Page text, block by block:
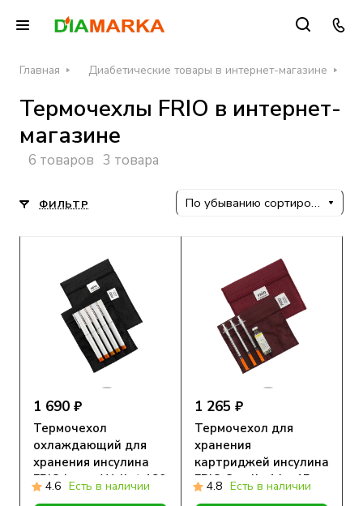
Главная Диабетические товары в интернет-магазине
Термочехлы FRIO в интернет-
магазине
6 товаров 3 товара
ФИЛЬТР По убыванию сортировки
1 690 ₽
Термочехол
охлаждающий для
хранения инсулина
FRIO Large Wallet 180
х 140мм
4.6 Есть в наличии
1 265 ₽
Термочехол для
хранения
картриджей инсулина
FRIO Small , 14 x 15 см
4.8 Есть в наличии